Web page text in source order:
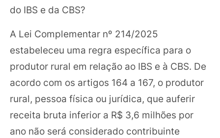
do IBS e da CBS?
A Lei Complementar nº 214/2025
estabeleceu uma regra específica para o
produtor rural em relação ao IBS e à CBS. De
acordo com os artigos 164 a 167, o produtor
rural, pessoa física ou jurídica, que auferir
receita bruta inferior a R$ 3,6 milhões por
ano não será considerado contribuinte